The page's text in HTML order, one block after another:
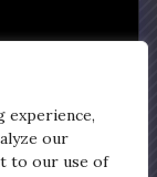
experience,
our
to our use of